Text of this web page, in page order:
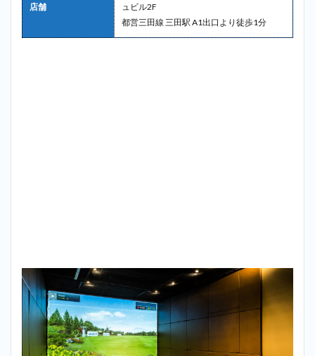
位：
ワイ
4
まと
め
店舗
ュビル2F
都営三田線 三田駅 A1出口より徒歩1分